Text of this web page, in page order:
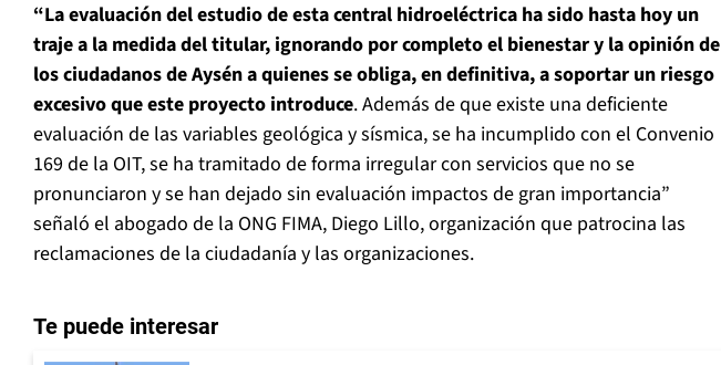
“La evaluación del estudio de esta central hidroeléctrica ha sido hasta hoy un
traje a la medida del titular, ignorando por completo el bienestar y la opinión de
los ciudadanos de Aysén a quienes se obliga, en definitiva, a soportar un riesgo
excesivo que este proyecto introduce. Además de que existe una deficiente
evaluación de las variables geológica y sísmica, se ha incumplido con el Convenio
169 de la OIT, se ha tramitado de forma irregular con servicios que no se
pronunciaron y se han dejado sin evaluación impactos de gran importancia”
señaló el abogado de la ONG FIMA, Diego Lillo, organización que patrocina las
reclamaciones de la ciudadanía y las organizaciones.
Te puede interesar